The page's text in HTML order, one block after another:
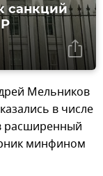
санкций
Мельников
в числе
расширенный
минфином